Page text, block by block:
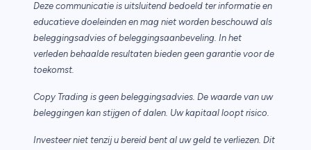
Deze communicatie is uitsluitend bedoeld ter informatie en
educatieve doeleinden en mag niet worden beschouwd als
beleggingsadvies of beleggingsaanbeveling. In het
verleden behaalde resultaten bieden geen garantie voor de
toekomst.
Copy Trading is geen beleggingsadvies. De waarde van uw
beleggingen kan stijgen of dalen. Uw kapitaal loopt risico.
Investeer niet tenzij u bereid bent al uw geld te verliezen. Dit